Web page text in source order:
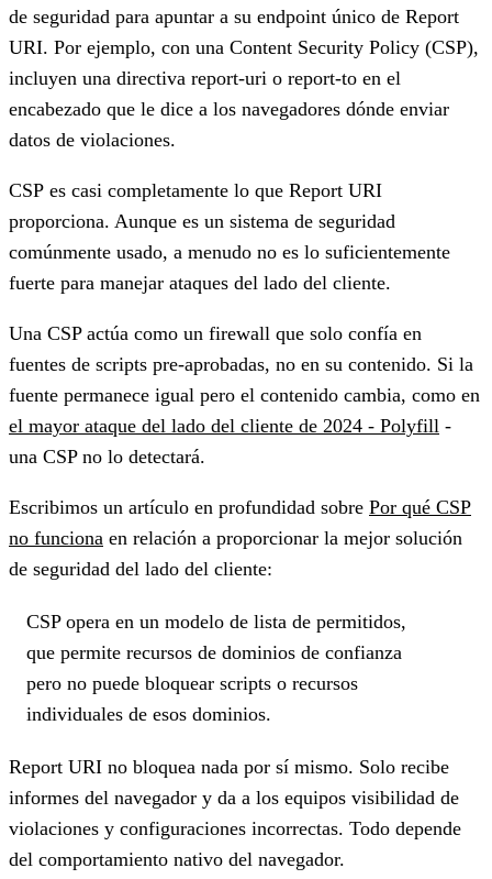
de seguridad para apuntar a su endpoint único de Report
URI. Por ejemplo, con una Content Security Policy (CSP),
incluyen una directiva report-uri o report-to en el
encabezado que le dice a los navegadores dónde enviar
datos de violaciones.
CSP es casi completamente lo que Report URI
proporciona. Aunque es un sistema de seguridad
comúnmente usado, a menudo no es lo suficientemente
fuerte para manejar ataques del lado del cliente.
Una CSP actúa como un firewall que solo confía en
fuentes de scripts pre-aprobadas, no en su contenido. Si la
fuente permanece igual pero el contenido cambia, como en
el mayor ataque del lado del cliente de 2024 - Polyfill -
una CSP no lo detectará.
Escribimos un artículo en profundidad sobre Por qué CSP
no funciona en relación a proporcionar la mejor solución
de seguridad del lado del cliente:
CSP opera en un modelo de lista de permitidos,
que permite recursos de dominios de confianza
pero no puede bloquear scripts o recursos
individuales de esos dominios.
Report URI no bloquea nada por sí mismo. Solo recibe
informes del navegador y da a los equipos visibilidad de
violaciones y configuraciones incorrectas. Todo depende
del comportamiento nativo del navegador.